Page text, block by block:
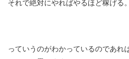
それで絶対にやればやるほど稼げる。
っていうのがわかっているのであれ